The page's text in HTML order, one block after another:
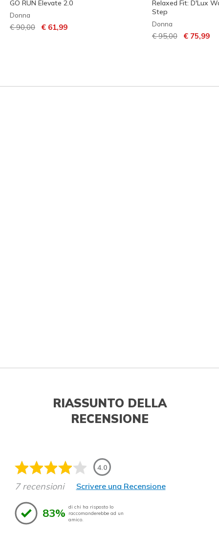
GO RUN Elevate 2.0
Donna
Prezzo ridotto da
€ 90,00 per
€ 61,99
Relaxed Fit: D'Lux
Step
Donna
Prezzo ridotto da
€ 95,00per€ 75,99
RIASSUNTO DELLA
RECENSIONE
4.0
7 recensioni Scrivere una Recensione
83% di chi ha risposto lo
raccomanderebbe ad un
amico.